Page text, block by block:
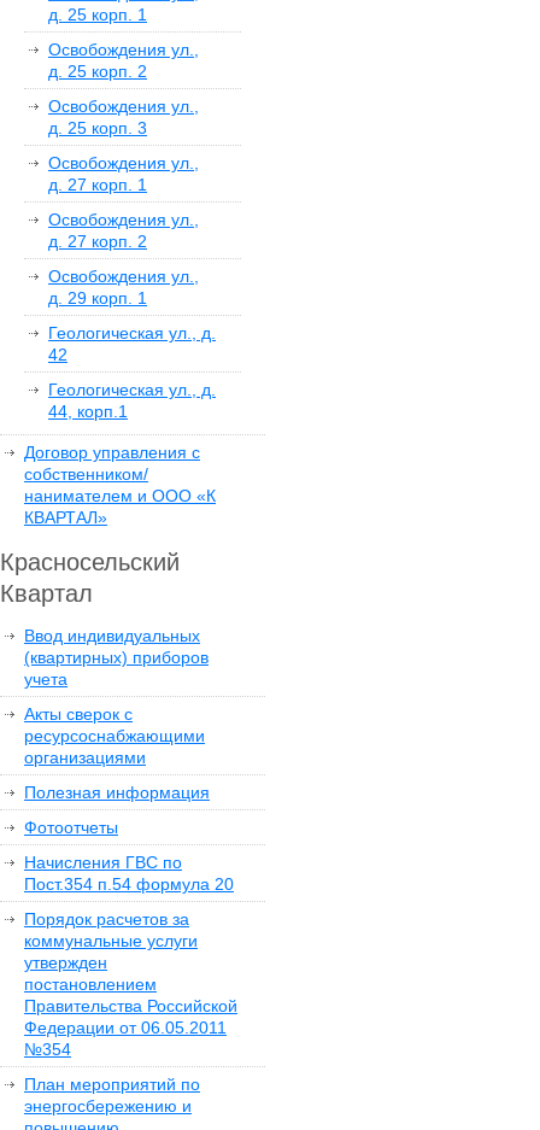
д. 25 корп. 1
Освобождения ул.,
д. 25 корп. 2
Освобождения ул.,
д. 25 корп. 3
Освобождения ул.,
д. 27 корп. 1
Освобождения ул.,
д. 27 корп. 2
Освобождения ул.,
д. 29 корп. 1
Геологическая ул., д.
42
Геологическая ул., д.
44, корп.1
Договор управления с
собственником/
нанимателем и ООО «К
КВАРТАЛ»
Красносельский
Квартал
Ввод индивидуальных
(квартирных) приборов
учета
Акты сверок с
ресурсоснабжающими
организациями
Полезная информация
Фотоотчеты
Начисления ГВС по
Пост.354 п.54 формула 20
Порядок расчетов за
коммунальные услуги
утвержден
постановлением
Правительства Российской
Федерации от 06.05.2011
№354
План мероприятий по
энергосбережению и